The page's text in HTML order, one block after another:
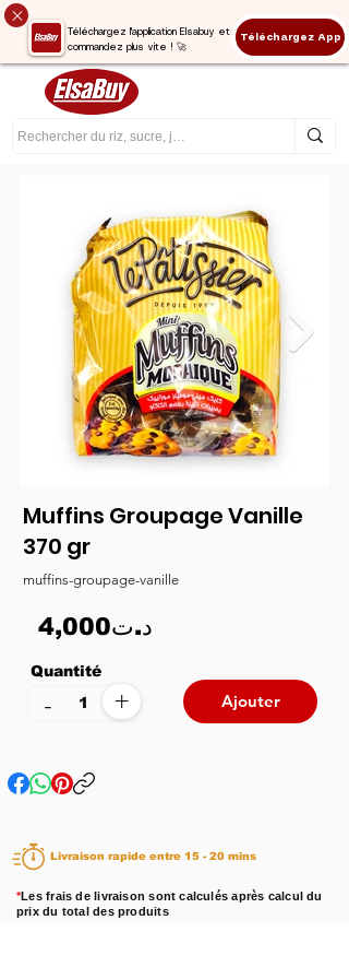
Téléchargez l'application Elsabuy et
commandez plus vite ! 🚀
Téléchargez App
Muffins Groupage Vanille
370 gr
muffins-groupage-vanille
4,000د.ت
Quantité
+
- Ajouter
Livraison rapide entre 15 - 20 mins
*Les frais de livraison sont calculés après calcul du
prix du total des produits